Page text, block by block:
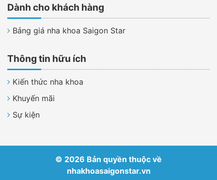
Dành cho khách hàng
Bảng giá nha khoa Saigon Star
Thông tin hữu ích
Kiến thức nha khoa
Khuyến mãi
Sự kiện
© 2026 Bản quyền thuộc về
nhakhoasaigonstar.vn